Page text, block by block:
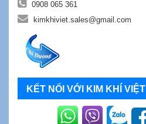
0908 065 361
kimkhiviet.sales@gmail.com
KẾT NỐI VỚI KIM KHÍ VIỆT